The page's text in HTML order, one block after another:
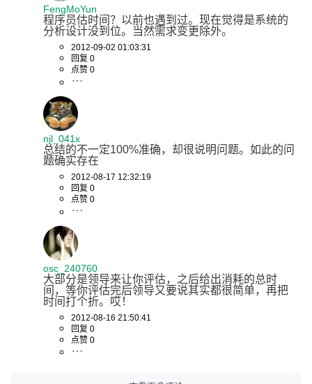
FengMoYun
程序员估时间？以前也遇到过。现在觉得是系统的
分析设计没到位。当然需求变更除外。
2012-09-02 01:03:31
回复 0
点赞 0
njl_041x
总结的不一定100%准确，却很说明问题。如此的问
题确实存在
2012-08-17 12:32:19
回复 0
点赞 0
osc_240760
大部分是领导来让你评估，之后给出消耗的总时
间，等你评估完后领导又要说其实都很简单，再把
时间打个折。哎！
2012-08-16 21:50:41
回复 0
点赞 0